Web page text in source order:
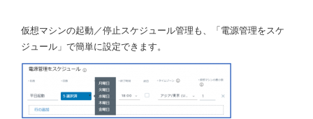
仮想マシンの起動／停止スケジュール管理も、「電源管理をスケ
ジュール」で簡単に設定できます。